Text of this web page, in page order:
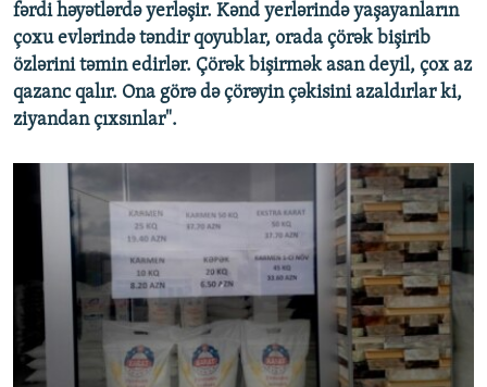
fərdi həyətlərdə yerləşir. Kənd yerlərində yaşayanların
çoxu evlərində təndir qoyublar, orada çörək bişirib
özlərini təmin edirlər. Çörək bişirmək asan deyil, çox az
qazanc qalır. Ona görə də çörəyin çəkisini azaldırlar ki,
ziyandan çıxsınlar".